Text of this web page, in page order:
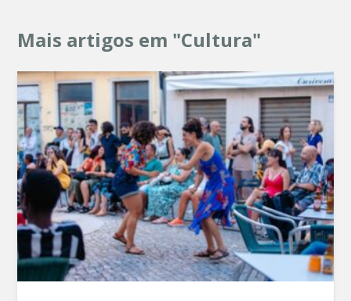
Mais artigos em "Cultura"